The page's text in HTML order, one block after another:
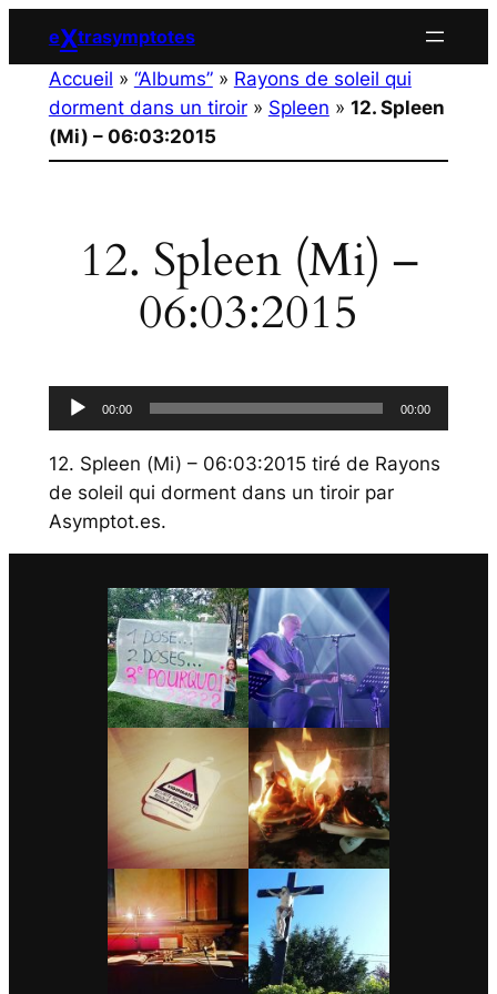
contenu
eXtrasymptotes
Accueil » “Albums”» Rayons de soleil qui
dorment dans un tiroir» Spleen » 12. Spleen
(Mi) – 06:03:2015
12. Spleen (Mi) –
06:03:2015
Lecteur
audio
00:00 00:00
12. Spleen (Mi) – 06:03:2015tiré de Rayons
de soleil qui dorment dans un tiroirpar
Asymptot.es.